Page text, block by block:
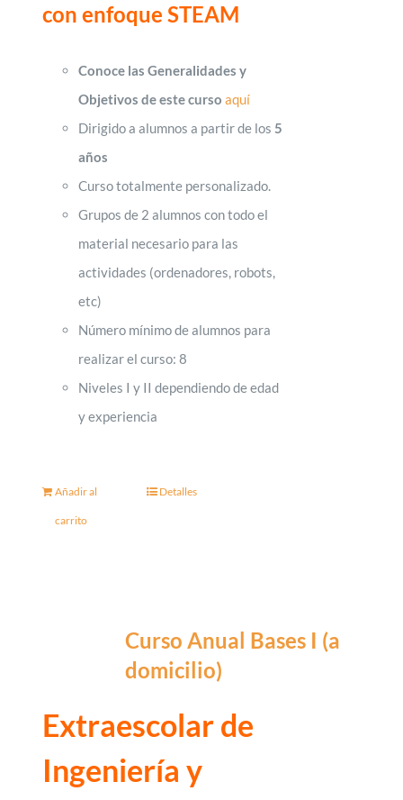
con enfoque STEAM
Conoce las Generalidades y
Objetivos de este curso aquí
Dirigido a alumnos a partir de los 5
años
Curso totalmente personalizado.
Grupos de 2 alumnos con todo el
material necesario para las
actividades (ordenadores, robots,
etc)
Número mínimo de alumnos para
realizar el curso: 8
Niveles I y II dependiendo de edad
y experiencia
Añadir al
carrito
Detalles
Curso Anual Bases I (a
domicilio)
Extraescolar de
Ingeniería y